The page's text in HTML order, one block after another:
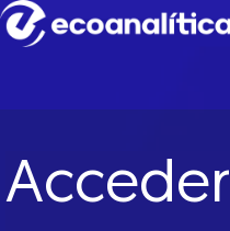
Acceder